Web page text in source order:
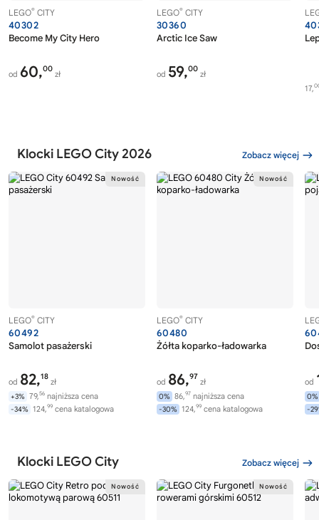
LEGO® CITY
40302
Become My City Hero
od 60,00
zł
LEGO® CITY
30360
Arctic Ice Saw
od 59,00
zł
17,
Klocki LEGO City 2026 Zobacz więcej
LEGO® CITY
60492
Samolot pasażerski
od 82,18
zł
+3% 79,56 najniższa cena
-34% 124,99 cena katalogowa
LEGO® CITY
60480
Żółta koparko-ładowarka
od 86,97
zł
0% 86,97 najniższa cena
-30% 124,99 cena katalogowa
od
0%
-
Klocki LEGO City Zobacz więcej